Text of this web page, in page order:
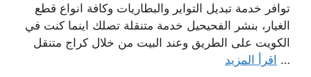
توافر خدمة تبديل التواير والبطاريات وكافة انواع قطع
الغيار، بنشر الفحيحيل خدمة متنقلة تصلك اينما كنت في
الكويت على الطريق وعند البيت من خلال كراج متنقل
… اقرأ المزيد